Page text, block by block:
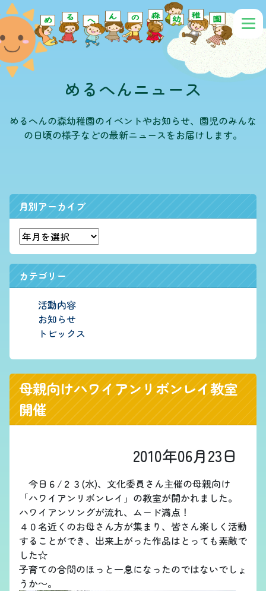
めるへんニュース
めるへんの森幼稚園のイベントやお知らせ、園児のみんな
の日頃の様子などの最新ニュースをお届けします。
月別アーカイブ
カテゴリー
活動内容
お知らせ
トピックス
母親向けハワイアンリボンレイ教室
開催
2010年06月23日
今日６/２３(水)、文化委員さん主催の母親向け
「ハワイアンリボンレイ」の教室が開かれました。
ハワイアンソングが流れ、ムード満点！
４０名近くのお母さん方が集まり、皆さん楽しく活動
することができ、出来上がった作品はとっても素敵で
した☆
子育ての合間のほっと一息になったのではないでしょ
うか～。